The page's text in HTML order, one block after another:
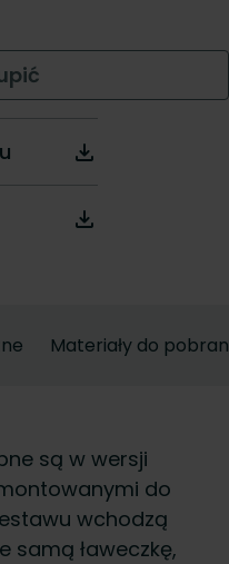
Materiały do
są w wersji
do
wchodzą
samą ławeczkę,